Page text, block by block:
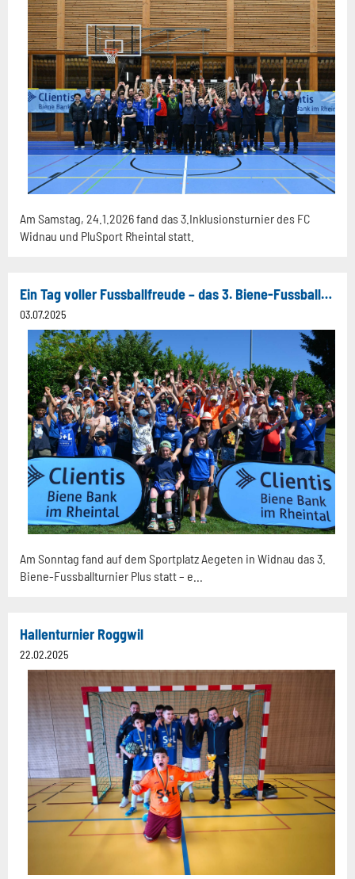
Am Samstag, 24.1.2026 fand das 3.Inklusionsturnier des FC
Widnau und PluSport Rheintal statt.
Ein Tag voller Fussballfreude – das 3. Biene-Fussballturnier Plus in Widnau
03.07.2025
Am Sonntag fand auf dem Sportplatz Aegeten in Widnau das 3.
Biene-Fussballturnier Plus statt – e...
Hallenturnier Roggwil
22.02.2025